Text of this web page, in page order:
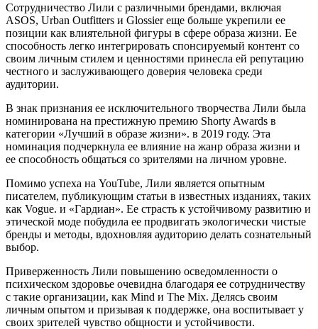
Сотрудничество Лили с различными брендами, включая
ASOS, Urban Outfitters и Glossier еще больше укрепили ее
позиции как влиятельной фигуры в сфере образа жизни. Ее
способность легко интегрировать спонсируемый контент со
своим личным стилем и ценностями принесла ей репутацию
честного и заслуживающего доверия человека среди
аудитории.
В знак признания ее исключительного творчества Лили была
номинирована на престижную премию Shorty Awards в
категории «Лучший в образе жизни». в 2019 году. Эта
номинация подчеркнула ее влияние на жанр образа жизни и
ее способность общаться со зрителями на личном уровне.
Помимо успеха на YouTube, Лили является опытным
писателем, публикующим статьи в известных изданиях, таких
как Vogue. и «Гардиан». Ее страсть к устойчивому развитию и
этической моде побудила ее продвигать экологически чистые
бренды и методы, вдохновляя аудиторию делать сознательный
выбор.
Приверженность Лили повышению осведомленности о
психическом здоровье очевидна благодаря ее сотрудничеству
с такие организации, как Mind и The Mix. Делясь своим
личным опытом и призывая к поддержке, она воспитывает у
своих зрителей чувство общности и устойчивости.